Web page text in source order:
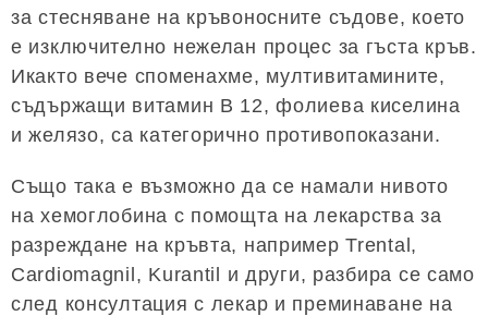
за стесняване на кръвоносните съдове, което
е изключително нежелан процес за гъста кръв.
Икакто вече споменахме, мултивитамините,
съдържащи витамин B 12, фолиева киселина
и желязо, са категорично противопоказани.
Също така е възможно да се намали нивото
на хемоглобина с помощта на лекарства за
разреждане на кръвта, например Trental,
Cardiomagnil, Kurantil и други, разбира се само
след консултация с лекар и преминаване на